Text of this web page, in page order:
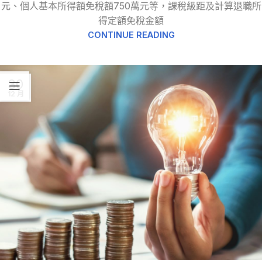
元、個人基本所得額免稅額750萬元等，課稅級距及計算退職所
得定額免稅金額
CONTINUE READING
30